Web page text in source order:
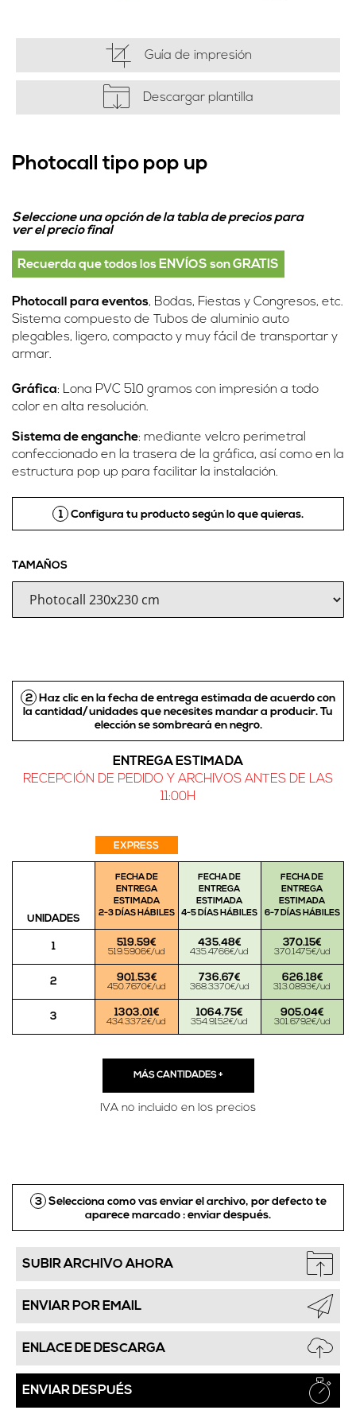
Guía de impresión
Descargar plantilla
Photocall tipo pop up
Seleccione una opción de la tabla de precios para
ver el precio final
Recuerda que todos los ENVÍOS son GRATIS
Photocall para eventos, Bodas, Fiestas y Congresos, etc.
Sistema compuesto de Tubos de aluminio auto
plegables, ligero, compacto y muy fácil de transportar y
armar.
Gráfica: Lona PVC 510 gramos con impresión a todo
color en alta resolución.
Sistema de enganche: mediante velcro perimetral
confeccionado en la trasera de la gráfica, así como en la
estructura pop up para facilitar la instalación.
1 Configura tu producto según lo que quieras.
TAMAÑOS
2 Haz clic en la fecha de entrega estimada de acuerdo con
la cantidad/unidades que necesites mandar a producir. Tu
elección se sombreará en negro.
ENTREGA ESTIMADA
RECEPCIÓN DE PEDIDO Y ARCHIVOS ANTES DE LAS
11:00H
UNIDADES
FECHA DE
ENTREGA
ESTIMADA
2-3 DÍAS HÁBILES
EXPRESS
FECHA DE
ENTREGA
ESTIMADA
4-5 DÍAS HÁBILES
FECHA DE
ENTREGA
ESTIMADA
6-7 DÍAS HÁBILES
1 519.59€
519.5906€/ud
435.48€
435.4766€/ud
370.15€
370.1475€/ud
2 901.53€
450.7670€/ud
736.67€
368.3370€/ud
626.18€
313.0893€/ud
3 1303.01€
434.3372€/ud
1064.75€
354.9152€/ud
905.04€
301.6792€/ud
MÁS CANTIDADES+
IVA no incluido en los precios
3 Selecciona como vas enviar el archivo, por defecto te
aparece marcado : enviar después.
SUBIR ARCHIVO AHORA
ENVIAR POR EMAIL
ENLACE DE DESCARGA
ENVIAR DESPUÉS